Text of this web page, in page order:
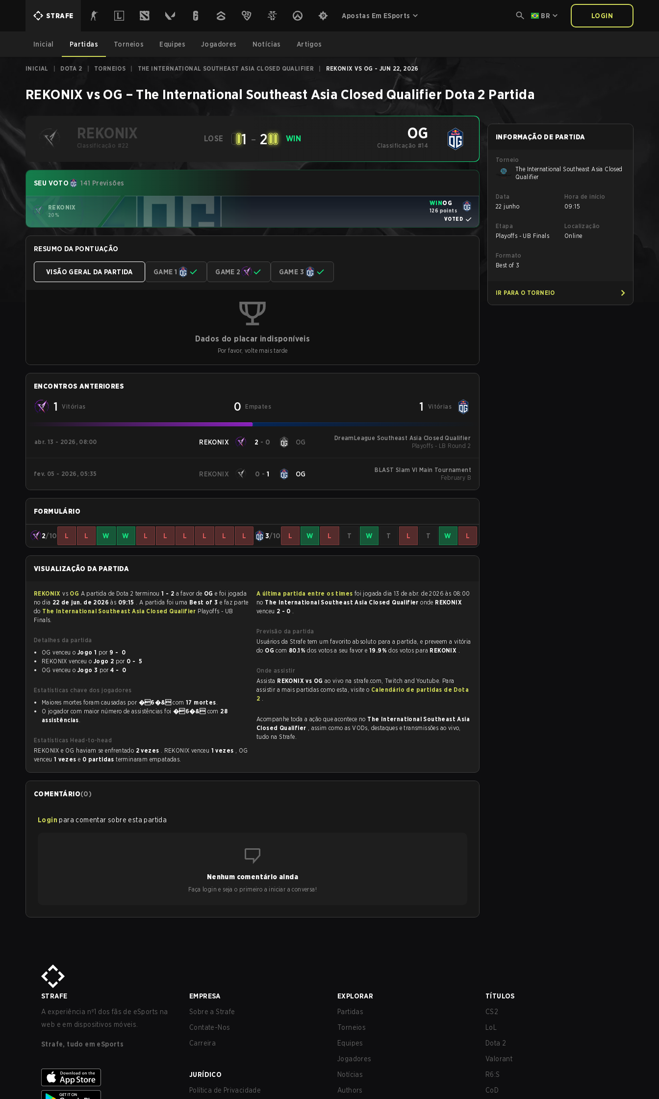
STRAFE Apostas Em ESports BR LOGIN
Inicial Partidas Torneios Equipes Jogadores Notícias Artigos
INICIAL DOTA 2 TORNEIOS THE INTERNATIONAL SOUTHEAST ASIA CLOSED QUALIFIER REKONIX VS OG - JUN 22, 2026
REKONIX vs OG – The International Southeast Asia Closed Qualifier Dota 2 Partida
REKONIX
Classificação #22
LOSE 1 - 2 WIN OG
Classificação #14
SEU VOTO 141 Previsões
REKONIX
20%
WINOG
126 points
VOTED
RESUMO DA PONTUAÇÃO
VISÃO GERAL DA PARTIDA GAME 1 GAME 2 GAME 3
Dados do placar indisponíveis
Por favor, volte mais tarde
ENCONTROS ANTERIORES
1 Vitórias 0 Empates 1 Vitórias
abr. 13 - 2026, 08:00 REKONIX 2 - 0 OG
DreamLeague Southeast Asia Closed Qualifier
Playoffs - LB Round 2
fev. 05 - 2026, 05:35 REKONIX 0 -1 OG
BLAST Slam VI Main Tournament
February B
FORMULÁRIO
2/10 L L W W L L L L L L 3/10 L W L T W T L T W L
VISUALIZAÇÃO DA PARTIDA
REKONIXvs OG A partida de Dota 2 terminou1 - 2 a favor de OGe foi jogada
no dia 22 de jun. de 2026às 09:15 . A partida foi uma Best of 3 e faz parte
do The International Southeast Asia Closed Qualifier Playoffs - UB
Finals.
Detalhes da partida
OG venceu o Jogo 1 por
9 - 0
REKONIX venceu o Jogo 2 por
0 - 5
OG venceu o Jogo 3 por 4 - 0
Estatísticas chave dos jogadores
Maiores mortes foram causadas por �6�&com 17 mortes.
O jogador com maior número de assistências foi �6�&com 28
assistências.
Estatísticas Head-to-head
REKONIX e OG haviam se enfrentado 2 vezes . REKONIX venceu 1 vezes , OG
venceu 1 vezes e 0 partidasterminaram empatadas.
A última partida entre os times
no The International Southeast Asia Closed Qualifieronde REKONIX
venceu 2 - 0 .
Previsão da partida
Usuários da Strafe tem um favorito absoluto para a partida, e preveem a vitória
do OGcom 80.1%dos votos a seu favor e 19.9%dos votos para REKONIX .
Onde assistir
Assista REKONIX vs OG ao vivo na strafe.com, Twitch and Youtube. Para
assistir a mais partidas como esta, visite o Calendário de partidas de Dota
2 .
Acompanhe toda a ação que acontece no The International Southeast Asia
Closed Qualifier , assim como as VODs, destaques e transmissões ao vivo,
tudo na Strafe.
COMENTÁRIO(0)
Login para comentar sobre esta partida
Nenhum comentário ainda
Faça login e seja o primeiro a iniciar a conversa!
INFORMAÇÃO DE PARTIDA
Torneio
The International Southeast Asia Closed
Qualifier
Data
22 junho
Hora de início
09:15
Etapa
Playoffs - UB Finals
Localização
Online
Formato
Best of 3
IR PARA O TORNEIO
STRAFE
A experiência nº1 dos fãs de eSports na
web e em dispositivos móveis.
Strafe, tudo em eSports
EMPRESA
Sobre a Strafe
Contate-Nos
Carreira
JURÍDICO
Política de Privacidade
EXPLORAR
Partidas
Torneios
Equipes
Jogadores
Notícias
Authors
TÍTULOS
CS2
LoL
Dota 2
Valorant
R6:S
CoD